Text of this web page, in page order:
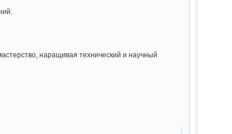
наращивая технический и научный